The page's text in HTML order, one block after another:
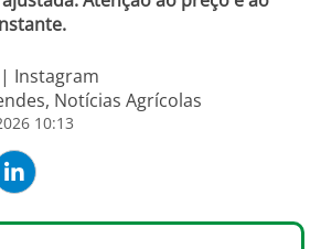
Instagram
Notícias Agrícolas
10:13